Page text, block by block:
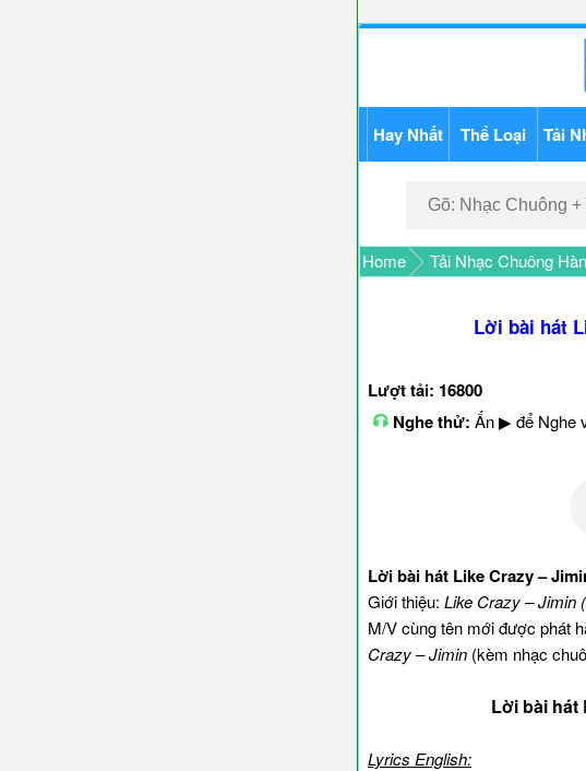
Hay Nhất Thể Loại Tải
Home Tải Nhạc Chuông
Lời bài hát
Lượt tải: 16800
Nghe thử: Ấn ▶ để Nghe
Lời bài hát Like Crazy –
Giới thiệu: Like Crazy – Jimin
M/V cùng tên mới được phát
Crazy – Jimin (kèm nhạc
Lời bài hát
Lyrics English: